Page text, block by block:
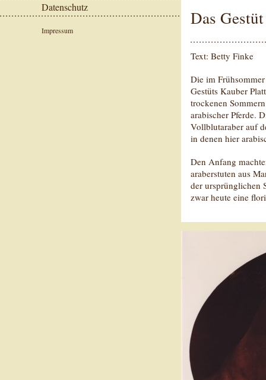
Das
Text: Betty Finke
Die im
Gestüts Kauber
trockenen
arabischer Pferde.
Vollblutaraber auf
in denen hier
Den Anfang
araberstuten aus
der ursprünglichen
zwar heute eine
Datenschutz
Impressum